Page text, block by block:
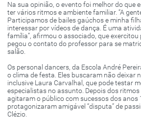
Na sua opinião, o evento foi melhor do que
ter vários ritmos e ambiente familiar. “A
Participamos de bailes gaúchos e minha
interessar por vídeos de dança. É uma
família”, afirmou o associado, que exercitou
pegou o contato do professor para se
salão.
Os personal dancers, da Escola André
o clima de festa. Eles buscaram não deixar
inclusive Laura Carvalhal, que pode testar
especialistas no assunto. Depois dos
agitaram o público com sucessos dos anos
protagonizaram amigável “disputa” de
Clézio.